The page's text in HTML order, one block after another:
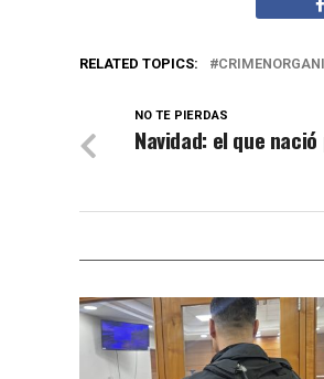
RELATED TOPICS:
NO TE PIERDAS
Navidad: el que